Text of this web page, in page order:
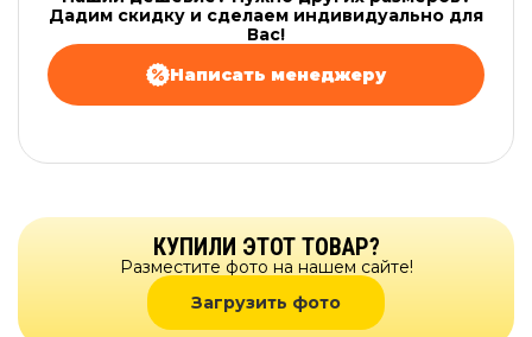
Дадим скидку и сделаем индивидуально для
Вас!
Написать менеджеру
КУПИЛИ ЭТОТ ТОВАР?
Разместите фото на нашем сайте!
Загрузить фото